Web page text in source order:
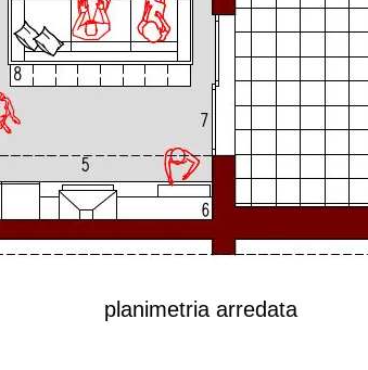
planimetria arredata